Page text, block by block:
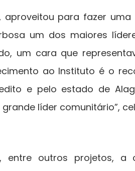
aproveitou para fazer
um dos maiores
um cara que
ao Instituto é o
e pelo estado de
líder comunitário”,
entre outros projetos, a